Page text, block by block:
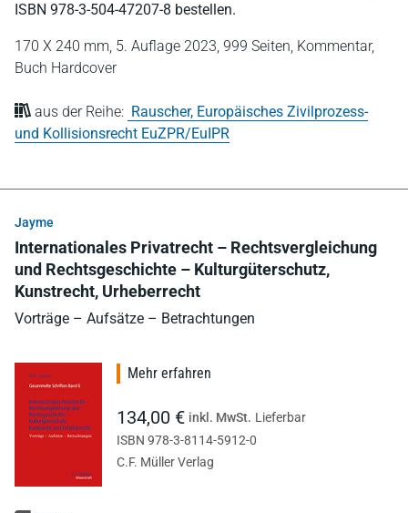
ISBN 978-3-504-47207-8 bestellen.
170 X 240 mm, 5. Auflage 2023, 999 Seiten, Kommentar,
Buch Hardcover
aus der Reihe: Rauscher, Europäisches Zivilprozess-
und Kollisionsrecht EuZPR/EuIPR
Jayme
Internationales Privatrecht – Rechtsvergleichung
und Rechtsgeschichte – Kulturgüterschutz,
Kunstrecht, Urheberrecht
Vorträge – Aufsätze – Betrachtungen
Mehr erfahren
134,00 € inkl. MwSt. Lieferbar
ISBN 978-3-8114-5912-0
C.F. Müller Verlag